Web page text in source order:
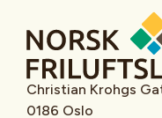
Christian Krohgs
0186 Oslo